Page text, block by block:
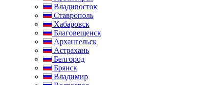
Владивосток
Ставрополь
Хабаровск
Благовещенск
Архангельск
Астрахань
Белгород
Брянск
Владимир